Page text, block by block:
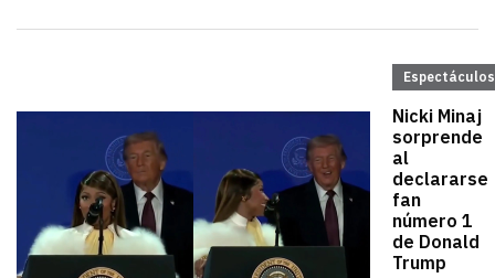
Espectáculos
Nicki Minaj
sorprende
al
declararse
fan
número 1
de Donald
Trump